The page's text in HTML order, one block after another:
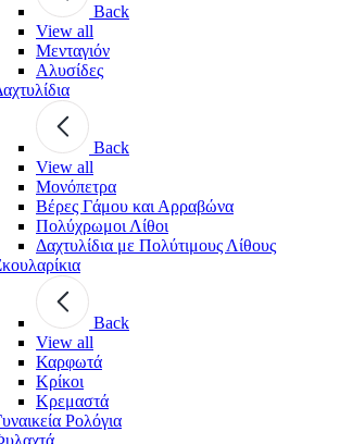
Back
View all
Μενταγιόν
Αλυσίδες
Back
View all
Μονόπετρα
Βέρες Γάμου και Αρραβώνα
Πολύχρωμοι Λίθοι
Δαχτυλίδια με Πολύτιμους Λίθους
Back
View all
Καρφωτά
Κρίκοι
Κρεμαστά
Ρολόγια